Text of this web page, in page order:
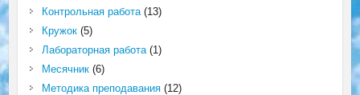
Контрольная работа(13)
Кружок(5)
Лабораторная работа(1)
Месячник(6)
Методика преподавания(12)